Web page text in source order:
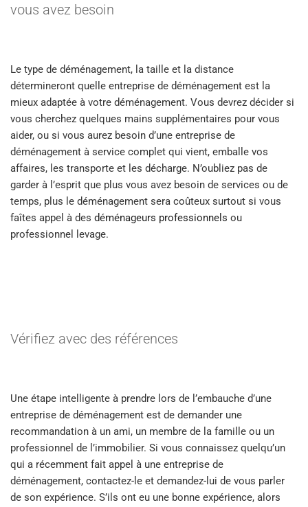
vous avez besoin
Le type de déménagement, la taille et la distance
détermineront quelle entreprise de déménagement est la
mieux adaptée à votre déménagement. Vous devrez décider si
vous cherchez quelques mains supplémentaires pour vous
aider, ou si vous aurez besoin d’une entreprise de
déménagement à service complet qui vient, emballe vos
affaires, les transporte et les décharge. N’oubliez pas de
garder à l’esprit que plus vous avez besoin de services ou de
temps, plus le déménagement sera coûteux surtout si vous
faîtes appel à des déménageurs professionnels ou
professionnel levage.
Vérifiez avec des références
Une étape intelligente à prendre lors de l’embauche d’une
entreprise de déménagement est de demander une
recommandation à un ami, un membre de la famille ou un
professionnel de l’immobilier. Si vous connaissez quelqu’un
qui a récemment fait appel à une entreprise de
déménagement, contactez-le et demandez-lui de vous parler
de son expérience. S’ils ont eu une bonne expérience, alors